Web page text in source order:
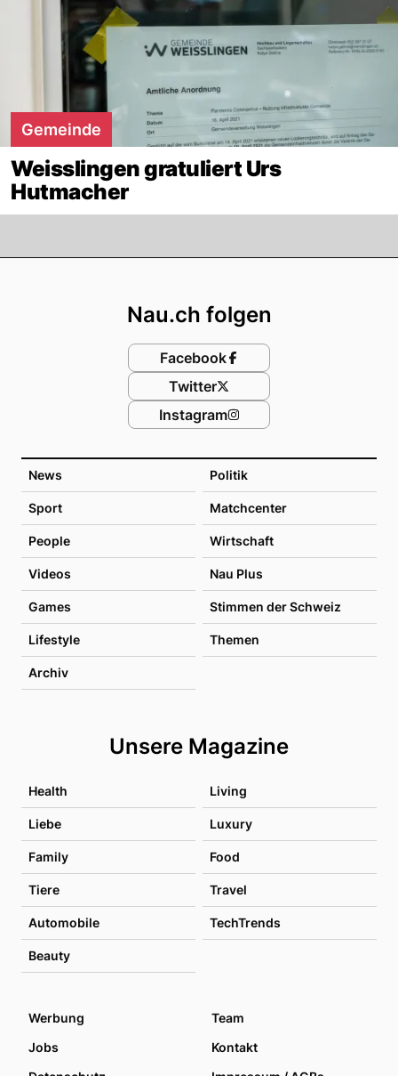
Gemeinde
Weisslingen gratuliert Urs
Hutmacher
News Politik
Sport Matchcenter
People Wirtschaft
Videos Nau Plus
Games Stimmen der Schweiz
Lifestyle Themen
Archiv
Unsere Magazine
Health Living
Liebe Luxury
Family Food
Tiere Travel
Automobile TechTrends
Beauty
Nau.ch folgen
Facebook
Twitter
Instagram
Werbung
Team
Jobs
Kontakt